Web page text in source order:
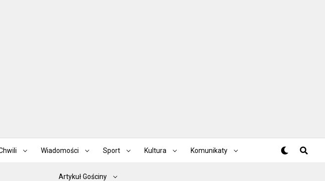
Wiadomości Sport Kultura Komunikaty
Artykuł Gościny